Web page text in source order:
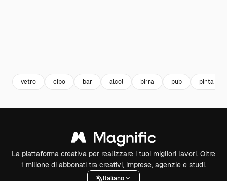
vetro cibo bar alcol birra pub pinta
La piattaforma creativa per realizzare i tuoi migliori lavori. Oltre
1 milione di abbonati tra creativi, imprese, agenzie e studi.
Italiano